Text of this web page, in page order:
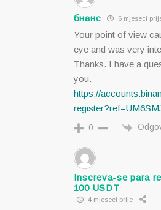
бнанс 6 mjeseci
Your point of view
eye and was very
Thanks. I have a
you.
https://
0
Inscreva-se para
100 USDT
4 mjeseci prije